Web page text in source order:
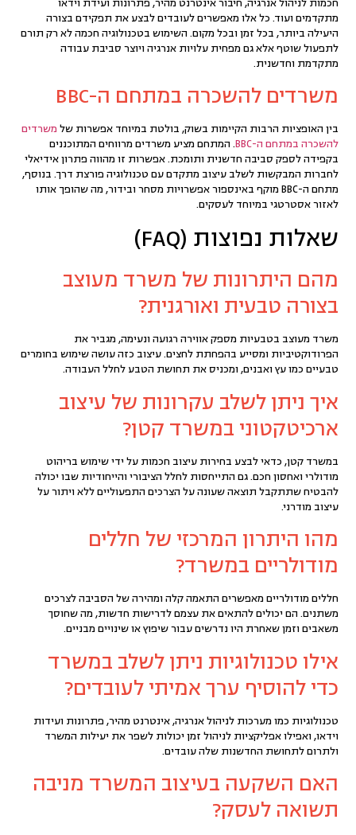
חכמות לניהול אנרגיה, חיבור אינטרנט מהיר, פתרונות ועידת וידאו
מתקדמים ועוד. כל אלו מאפשרים לעובדים לבצע את תפקידם בצורה
היעילה ביותר, בכל זמן ובכל מקום. השימוש בטכנולוגיה חכמה לא רק תורם
לתפעול שוטף אלא גם מפחית עלויות אנרגיה ויוצר סביבת עבודה
מתקדמת וחדשנית.
משרדים להשכרה במתחם ה-BBC
בין האופציות הרבות הקיימות בשוק, בולטת במיוחד אפשרות של משרדים
להשכרה במתחם ה-BBC
. המתחם מציע משרדים מרווחים המתוכננים
בקפידה לספק סביבה חדשנית ותומכת. אפשרות זו מהווה פתרון אידיאלי
לחברות המבקשות לשלב עיצוב מתקדם עם טכנולוגיה פורצת דרך. בנוסף,
מתחם ה-BBC מוקף באינספור אפשרויות מסחר ובידור, מה שהופך אותו
לאזור אסטרטגי במיוחד לעסקים.
שאלות נפוצות (FAQ)
מהם היתרונות של משרד מעוצב
בצורה טבעית ואורגנית?
משרד מעוצב בטבעיות מספק אווירה רגועה ונעימה, מגביר את
הפרודוקטיביות ומסייע בהפחתת לחצים. עיצוב כזה עושה שימוש בחומרים
טבעיים כמו עץ ואבנים, ומכניס את תחושת הטבע לחלל העבודה.
איך ניתן לשלב עקרונות של עיצוב
ארכיטקטוני במשרד קטן?
במשרד קטן, כדאי לבצע בחירות עיצוב חכמות על ידי שימוש בריהוט
מודולרי ואחסון חכם. גם התייחסות לחלל הציבורי והייחודיות שבו יכולה
להבטיח שתתקבל תוצאה שעונה על הצרכים התפעוליים ללא ויתור על
עיצוב מודרני.
מהו היתרון המרכזי של חללים
מודולריים במשרד?
חללים מודולריים מאפשרים התאמה קלה ומהירה של הסביבה לצרכים
משתנים. הם יכולים להתאים את עצמם לדרישות חדשות, מה שחוסך
משאבים וזמן שאחרת היו נדרשים עבור שיפוץ או שינויים מבניים.
אילו טכנולוגיות ניתן לשלב במשרד
כדי להוסיף ערך אמיתי לעובדים?
טכנולוגיות כמו מערכות לניהול אנרגיה, אינטרנט מהיר, פתרונות ועידות
וידאו, ואפילו אפליקציות לניהול זמן יכולות לשפר את יעילות המשרד
ולתרום לתחושת החדשנות שלה עובדים.
האם השקעה בעיצוב המשרד מניבה
תשואה לעסק?